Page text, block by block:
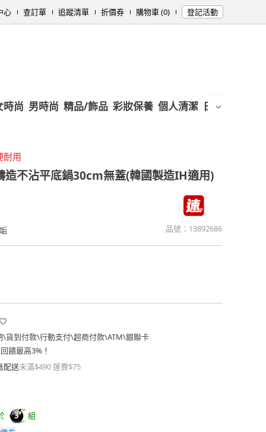
心 查訂單 追蹤清單 折價券 購物車 (0) 登記活動
時尚 男時尚 精品/飾品 彩妝保養 個人清潔 日用/紙品
耐用
造不沾平底鍋30cm無蓋(韓國製造IH適用)
品號： 13892686
\貨到付款\行動支付\超商付款\ATM\銀聯卡
饋最高3%！
配送未滿$490 運費$75
3
組